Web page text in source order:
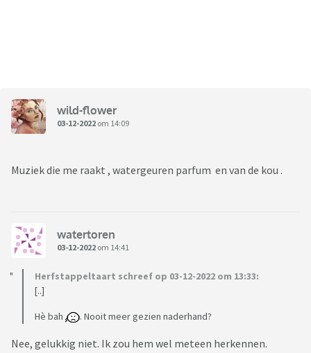
wild-flower
03-12-2022 om 14:09
Muziek die me raakt , watergeuren parfum en van de kou .
watertoren
03-12-2022 om 14:41
Herfstappeltaart schreef op 03-12-2022 om 13:33:
[..]
Hè bah . Nooit meer gezien naderhand?
Nee, gelukkig niet. Ik zou hem wel meteen herkennen.